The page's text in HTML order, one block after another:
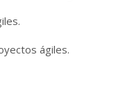
ágiles.